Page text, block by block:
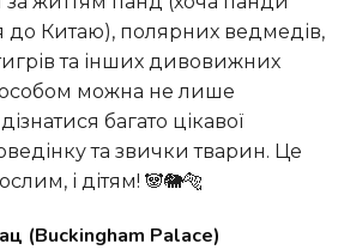
до Китаю), полярних ведмедів,
та інших дивовижних
можна не лише
багато цікавої
та звички тварин. Це
і дітям! 🐼🐘🐅
(Buckingham Palace)